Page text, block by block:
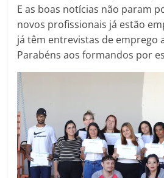
E as boas notícias não param
novos profissionais já estão
já têm entrevistas de emprego
Parabéns aos formandos por